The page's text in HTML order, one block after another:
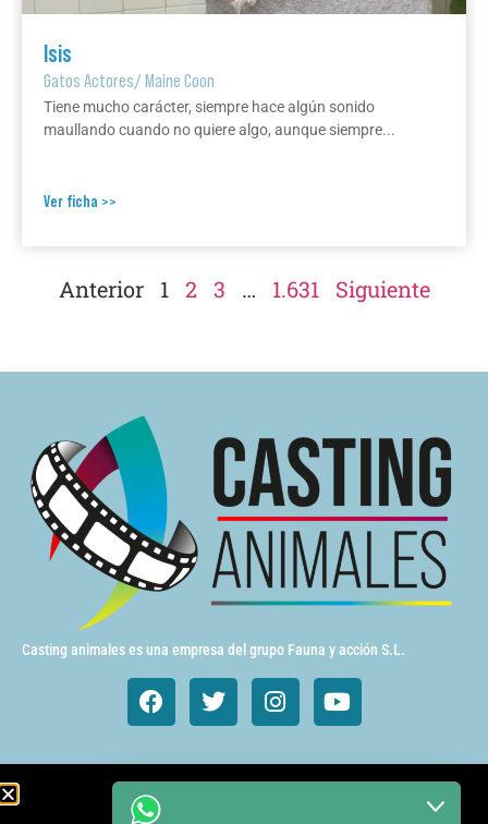
Isis
Gatos Actores/Maine Coon
Tiene mucho carácter, siempre hace algún sonido
maullando cuando no quiere algo, aunque siempre...
Ver ficha >>
Anterior 1 2 3 … 1.631 Siguiente
Casting animales es una empresa del grupo Fauna y acción S.L.
Animales de cine y TV